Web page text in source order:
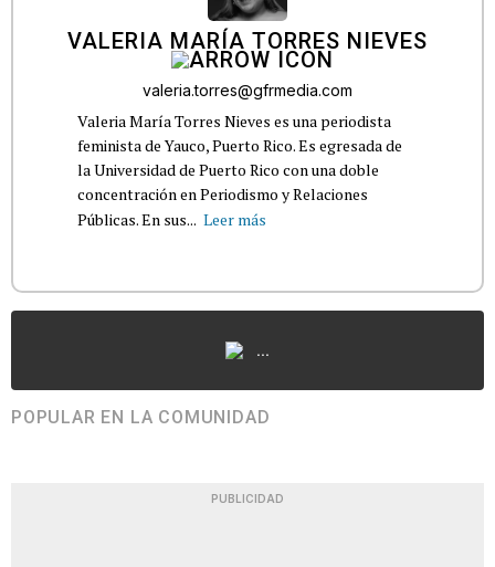
VALERIA MARÍA TORRES NIEVES
valeria.torres@gfrmedia.com
Valeria María Torres Nieves es una periodista
feminista de Yauco, Puerto Rico. Es egresada de
la Universidad de Puerto Rico con una doble
concentración en Periodismo y Relaciones
Públicas. En sus... Leer más
...
POPULAR EN LA COMUNIDAD
PUBLICIDAD